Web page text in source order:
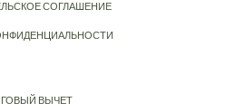
СОГЛАШЕНИЕ
ВЫЧЕТ